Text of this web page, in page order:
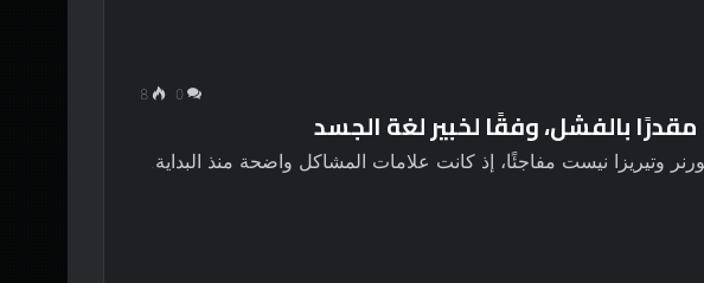
0
8
مقدرًا بالفشل، وفقًا لخبير لغة الجسد
وتيريزا نيست مفاجئًا، إذ كانت علامات المشاكل واضحة منذ البداية.